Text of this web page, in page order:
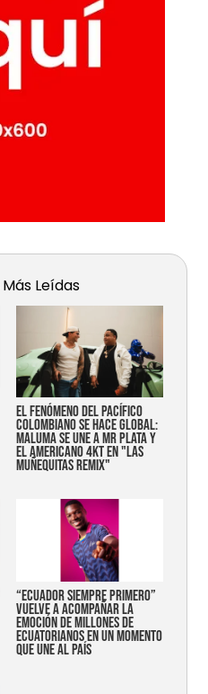
Más Leídas
EL FENÓMENO DEL PACÍFICO
COLOMBIANO SE HACE GLOBAL:
MALUMA SE UNE A MR PLATA Y
EL AMERICANO 4KT EN "LAS
MUÑEQUITAS REMIX"
“Ecuador siempre primero”
vuelve a acompañar la
emoción de millones de
ecuatorianos en un momento
que une al país